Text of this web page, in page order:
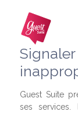
Guest Suite
ses